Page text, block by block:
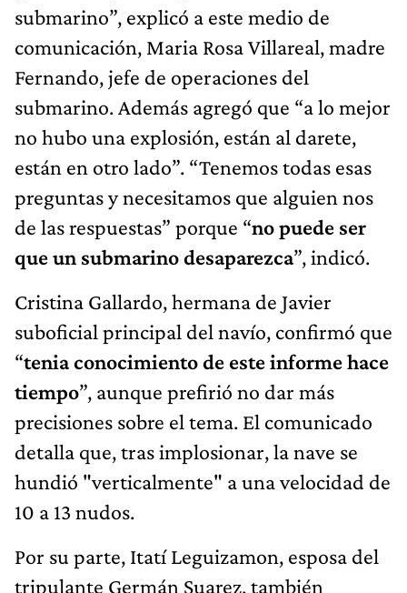
submarino”, explicó a este medio de
comunicación, Maria Rosa Villareal, madre
Fernando, jefe de operaciones del
submarino. Además agregó que “a lo mejor
no hubo una explosión, están al darete,
están en otro lado”. “Tenemos todas esas
preguntas y necesitamos que alguien nos
de las respuestas” porque “no puede ser
que un submarino desaparezca”, indicó.
Cristina Gallardo, hermana de Javier
suboficial principal del navío, confirmó que
“tenia conocimiento de este informe hace
tiempo”, aunque prefirió no dar más
precisiones sobre el tema. El comunicado
detalla que, tras implosionar, la nave se
hundió "verticalmente" a una velocidad de
10 a 13 nudos.
Por su parte, Itatí Leguizamon, esposa del
tripulante Germán Suarez, también